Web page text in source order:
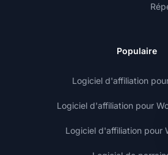
Populaire
Logiciel d'affiliation
Logiciel d'affiliation pour
Logiciel d'affiliation pour